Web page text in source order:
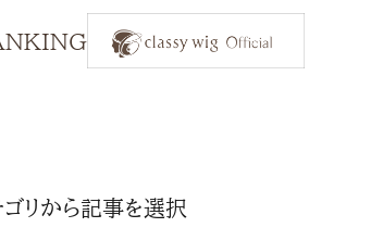
ゴリから記事を選択